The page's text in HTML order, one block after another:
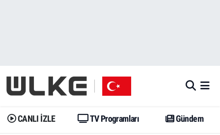
CANLI İZLE TV Programları Gündem
Gündem
Dünya
Gündem
Trend
İstanbul Namaz Vakitleri
Trafik Durumu